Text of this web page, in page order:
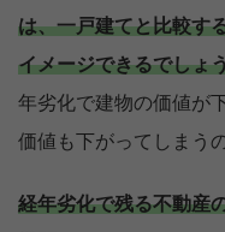
は、一戸建てと比較す
イメージできるでしょ
年劣化で建物の価値が
価値も下がってしまう
経年劣化で残る不動産